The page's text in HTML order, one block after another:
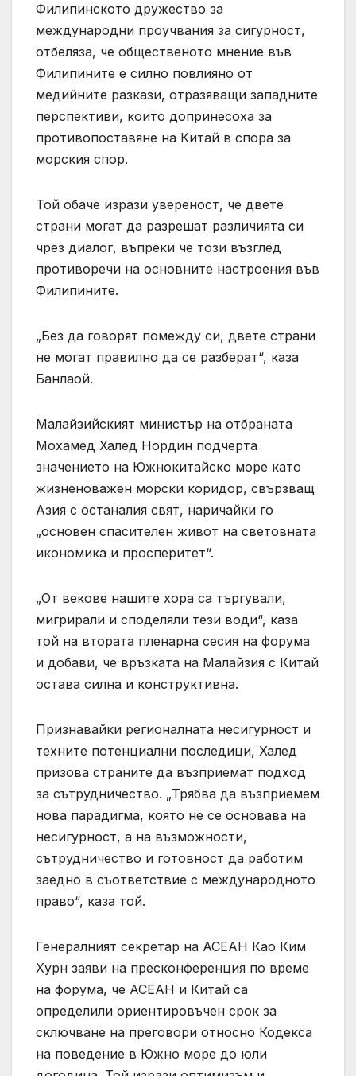
Филипинското дружество за
международни проучвания за сигурност,
отбеляза, че общественото мнение във
Филипините е силно повлияно от
медийните разкази, отразяващи западните
перспективи, които допринесоха за
противопоставяне на Китай в спора за
морския спор.
Той обаче изрази увереност, че двете
страни могат да разрешат различията си
чрез диалог, въпреки че този възглед
противоречи на основните настроения във
Филипините.
„Без да говорят помежду си, двете страни
не могат правилно да се разберат“, каза
Банлаой.
Малайзийският министър на отбраната
Мохамед Халед Нордин подчерта
значението на Южнокитайско море като
жизненоважен морски коридор, свързващ
Азия с останалия свят, наричайки го
„основен спасителен живот на световната
икономика и просперитет“.
„От векове нашите хора са търгували,
мигрирали и споделяли тези води“, каза
той на втората пленарна сесия на форума
и добави, че връзката на Малайзия с Китай
остава силна и конструктивна.
Признавайки регионалната несигурност и
техните потенциални последици, Халед
призова страните да възприемат подход
за сътрудничество. „Трябва да възприемем
нова парадигма, която не се основава на
несигурност, а на възможности,
сътрудничество и готовност да работим
заедно в съответствие с международното
право“, каза той.
Генералният секретар на АСЕАН Као Ким
Хурн заяви на пресконференция по време
на форума, че АСЕАН и Китай са
определили ориентировъчен срок за
сключване на преговори относно Кодекса
на поведение в Южно море до юли